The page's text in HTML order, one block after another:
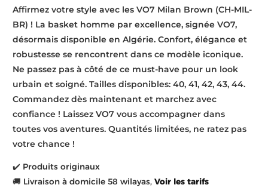
Affirmez votre style avec les VO7 Milan Brown (CH-MIL-
BR) ! La basket homme par excellence, signée VO7,
désormais disponible en Algérie. Confort, élégance et
robustesse se rencontrent dans ce modèle iconique.
Ne passez pas à côté de ce must-have pour un look
urbain et soigné. Tailles disponibles: 40, 41, 42, 43, 44.
Commandez dès maintenant et marchez avec
confiance ! Laissez VO7 vous accompagner dans
toutes vos aventures. Quantités limitées, ne ratez pas
votre chance !
✔️ Produits originaux
🚚 Livraison à domicile 58 wilayas, Voir les tarifs